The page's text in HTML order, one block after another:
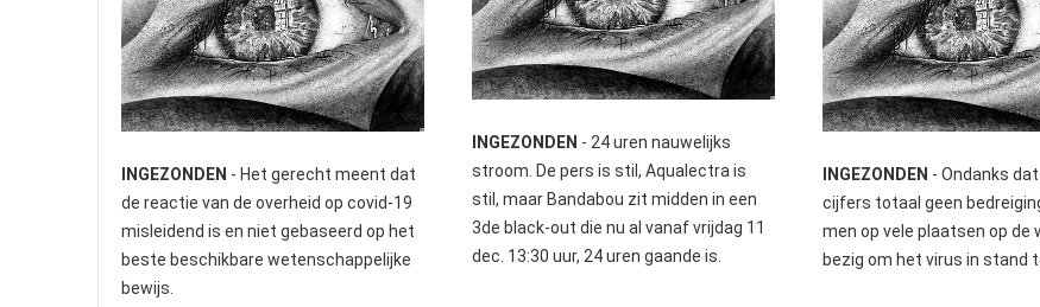
INGEZONDEN - Het gerecht meent dat
de reactie van de overheid op covid-19
misleidend is en niet gebaseerd op het
beste beschikbare wetenschappelijke
bewijs.
INGEZONDEN - 24 uren nauwelijks
stroom. De pers is stil, Aqualectra is
stil, maar Bandabou zit midden in een
3de black-out die nu al vanaf vrijdag 11
dec. 13:30 uur, 24 uren gaande is.
INGEZONDEN - Ondanks
cijfers totaal geen
men op vele plaatsen op de
bezig om het virus in stand